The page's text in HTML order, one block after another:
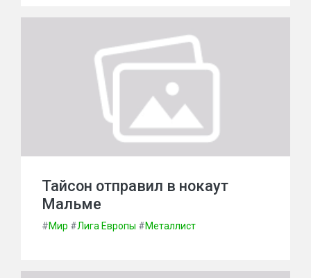
Тайсон отправил в нокаут
Мальме
#Мир #Лига Европы #Металлист